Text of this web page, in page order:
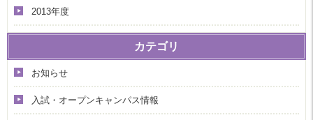
2013年度
カテゴリ
お知らせ
入試・オープンキャンパス情報